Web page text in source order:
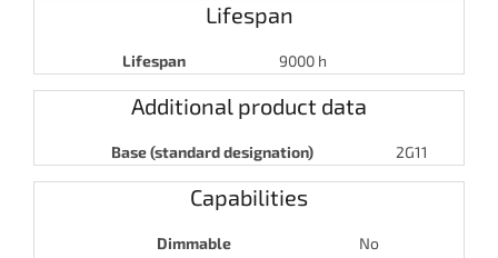
Lifespan
Lifespan 9000 h
Additional product data
Base (standard designation) 2G11
Capabilities
Dimmable
No